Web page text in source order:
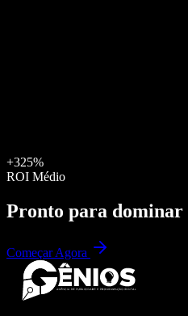
+325%
ROI Médio
Pronto para dominar
Começar Agora